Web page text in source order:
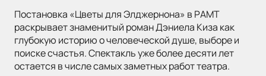
Постановка «Цветы для Элджернона» в РАМТ
раскрывает знаменитый роман Дэниела Киза как
глубокую историю о человеческой душе, выборе и
поиске счастья. Спектакль уже более десяти лет
остается в числе самых заметных работ театра.